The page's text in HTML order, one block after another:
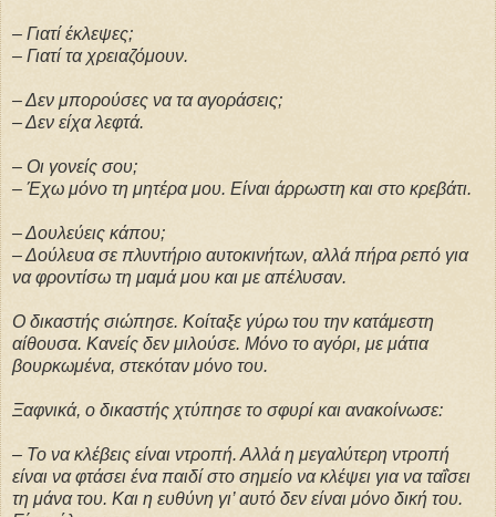
– Γιατί έκλεψες;
– Γιατί τα χρειαζόμουν.
– Δεν μπορούσες να τα αγοράσεις;
– Δεν είχα λεφτά.
– Οι γονείς σου;
– Έχω μόνο τη μητέρα μου. Είναι άρρωστη και στο κρεβάτι.
– Δουλεύεις κάπου;
– Δούλευα σε πλυντήριο αυτοκινήτων, αλλά πήρα ρεπό για
να φροντίσω τη μαμά μου και με απέλυσαν.
Ο δικαστής σιώπησε. Κοίταξε γύρω του την κατάμεστη
αίθουσα. Κανείς δεν μιλούσε. Μόνο το αγόρι, με μάτια
βουρκωμένα, στεκόταν μόνο του.
Ξαφνικά, ο δικαστής χτύπησε το σφυρί και ανακοίνωσε:
– Το να κλέβεις είναι ντροπή. Αλλά η μεγαλύτερη ντροπή
είναι να φτάσει ένα παιδί στο σημείο να κλέψει για να ταΐσει
τη μάνα του. Και η ευθύνη γι’ αυτό δεν είναι μόνο δική του.